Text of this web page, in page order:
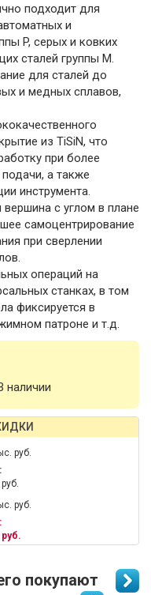
подходит для
и
P, серых и ковких
сталей группы M.
для сталей до
и медных сплавов,
из TiSiN, что
при более
а также
инструмента.
с углом в плане
самоцентрирование
при сверлении
операций на
станках, в том
фиксируется в
патроне и т.д.
наличии
руб.
руб.
покупают